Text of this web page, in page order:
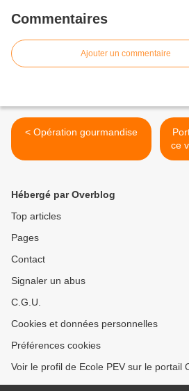
Commentaires
Ajouter un commentaire
< Opération gourmandise
ce
Hébergé par Overblog
Top articles
Pages
Contact
Signaler un abus
C.G.U.
Cookies et données personnelles
Préférences cookies
Voir le profil de Ecole PEV sur le portail